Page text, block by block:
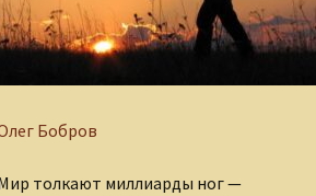
Мельникова
Мешкова
Родкевич
Бобров
толкают миллиарды ног —